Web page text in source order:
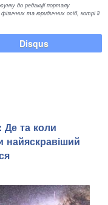
до редакції порталу
та юридичних осіб, котрі її
Disqus
Де та коли
найяскравіший